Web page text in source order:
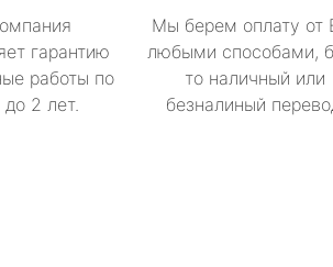
гарантию
работы по
2 лет.
Мы берем оплату от
любыми способами,
то наличный или
безналиный